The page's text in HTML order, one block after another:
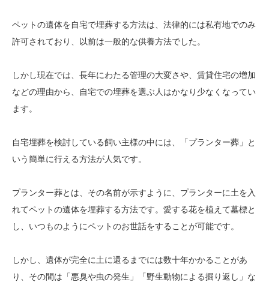
ペットの遺体を自宅で埋葬する方法は、法律的には私有地でのみ
許可されており、以前は一般的な供養方法でした。
しかし現在では、長年にわたる管理の大変さや、賃貸住宅の増加
などの理由から、自宅での埋葬を選ぶ人はかなり少なくなってい
ます。
自宅埋葬を検討している飼い主様の中には、「プランター葬」と
いう簡単に行える方法が人気です。
プランター葬とは、その名前が示すように、プランターに土を入
れてペットの遺体を埋葬する方法です。愛する花を植えて墓標と
し、いつものようにペットのお世話をすることが可能です。
しかし、遺体が完全に土に還るまでには数十年かかることがあ
り、その間は「悪臭や虫の発生」「野生動物による掘り返し」な